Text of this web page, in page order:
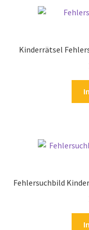
Kinderrätsel
Fehlersuchbild